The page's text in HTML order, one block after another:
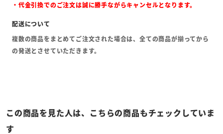
・代金引換でのご注文は誠に勝手ながらキャンセルとなります。
複数の商品をまとめてご注文された場合は、全ての商品が揃ってから
の発送とさせていただきます。
この商品を見た人は、こちらの商品もチェックしていま
す